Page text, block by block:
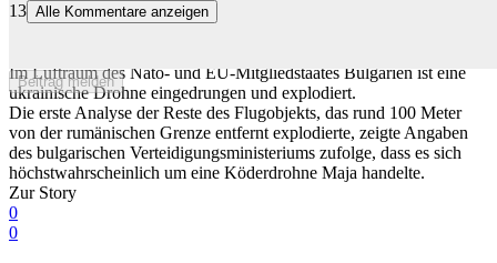
Beitrag melden
13 Alle Kommentare anzeigen
Im Luftraum des Nato- und EU-Mitgliedstaates Bulgarien ist eine
ukrainische Drohne eingedrungen und explodiert.
Die erste Analyse der Reste des Flugobjekts, das rund 100 Meter
von der rumänischen Grenze entfernt explodierte, zeigte Angaben
des bulgarischen Verteidigungsministeriums zufolge, dass es sich
höchstwahrscheinlich um eine Köderdrohne Maja handelte.
Zur Story
0
0